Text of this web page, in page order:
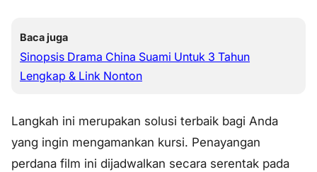
Baca juga
Sinopsis Drama China Suami Untuk 3 Tahun
Lengkap & Link Nonton
Langkah ini merupakan solusi terbaik bagi Anda
yang ingin mengamankan kursi. Penayangan
perdana film ini dijadwalkan secara serentak pada